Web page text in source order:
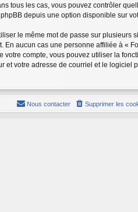
tous les cas, vous pouvez contrôler
depuis une option disponible sur
le même mot de passe sur plusieurs
aucun cas une personne affiliée à «
compte, vous pouvez utiliser la
et votre adresse de courriel et le logiciel
Supprimer les
Nous contacter